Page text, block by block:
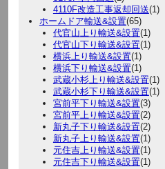
4110F改造工事返却回送(1)
ホームドア輸送&設置(65)
代官山上り輸送&設置(1)
代官山下り輸送&設置(1)
横浜上り輸送&設置(1)
横浜下り輸送&設置(1)
武蔵小杉上り輸送&設置(1)
武蔵小杉下り輸送&設置(1)
宮前平下り輸送&設置(3)
宮前平上り輸送&設置(2)
新丸子下り輸送&設置(2)
新丸子上り輸送&設置(1)
元住吉上り輸送&設置(1)
元住吉下り輸送&設置(1)